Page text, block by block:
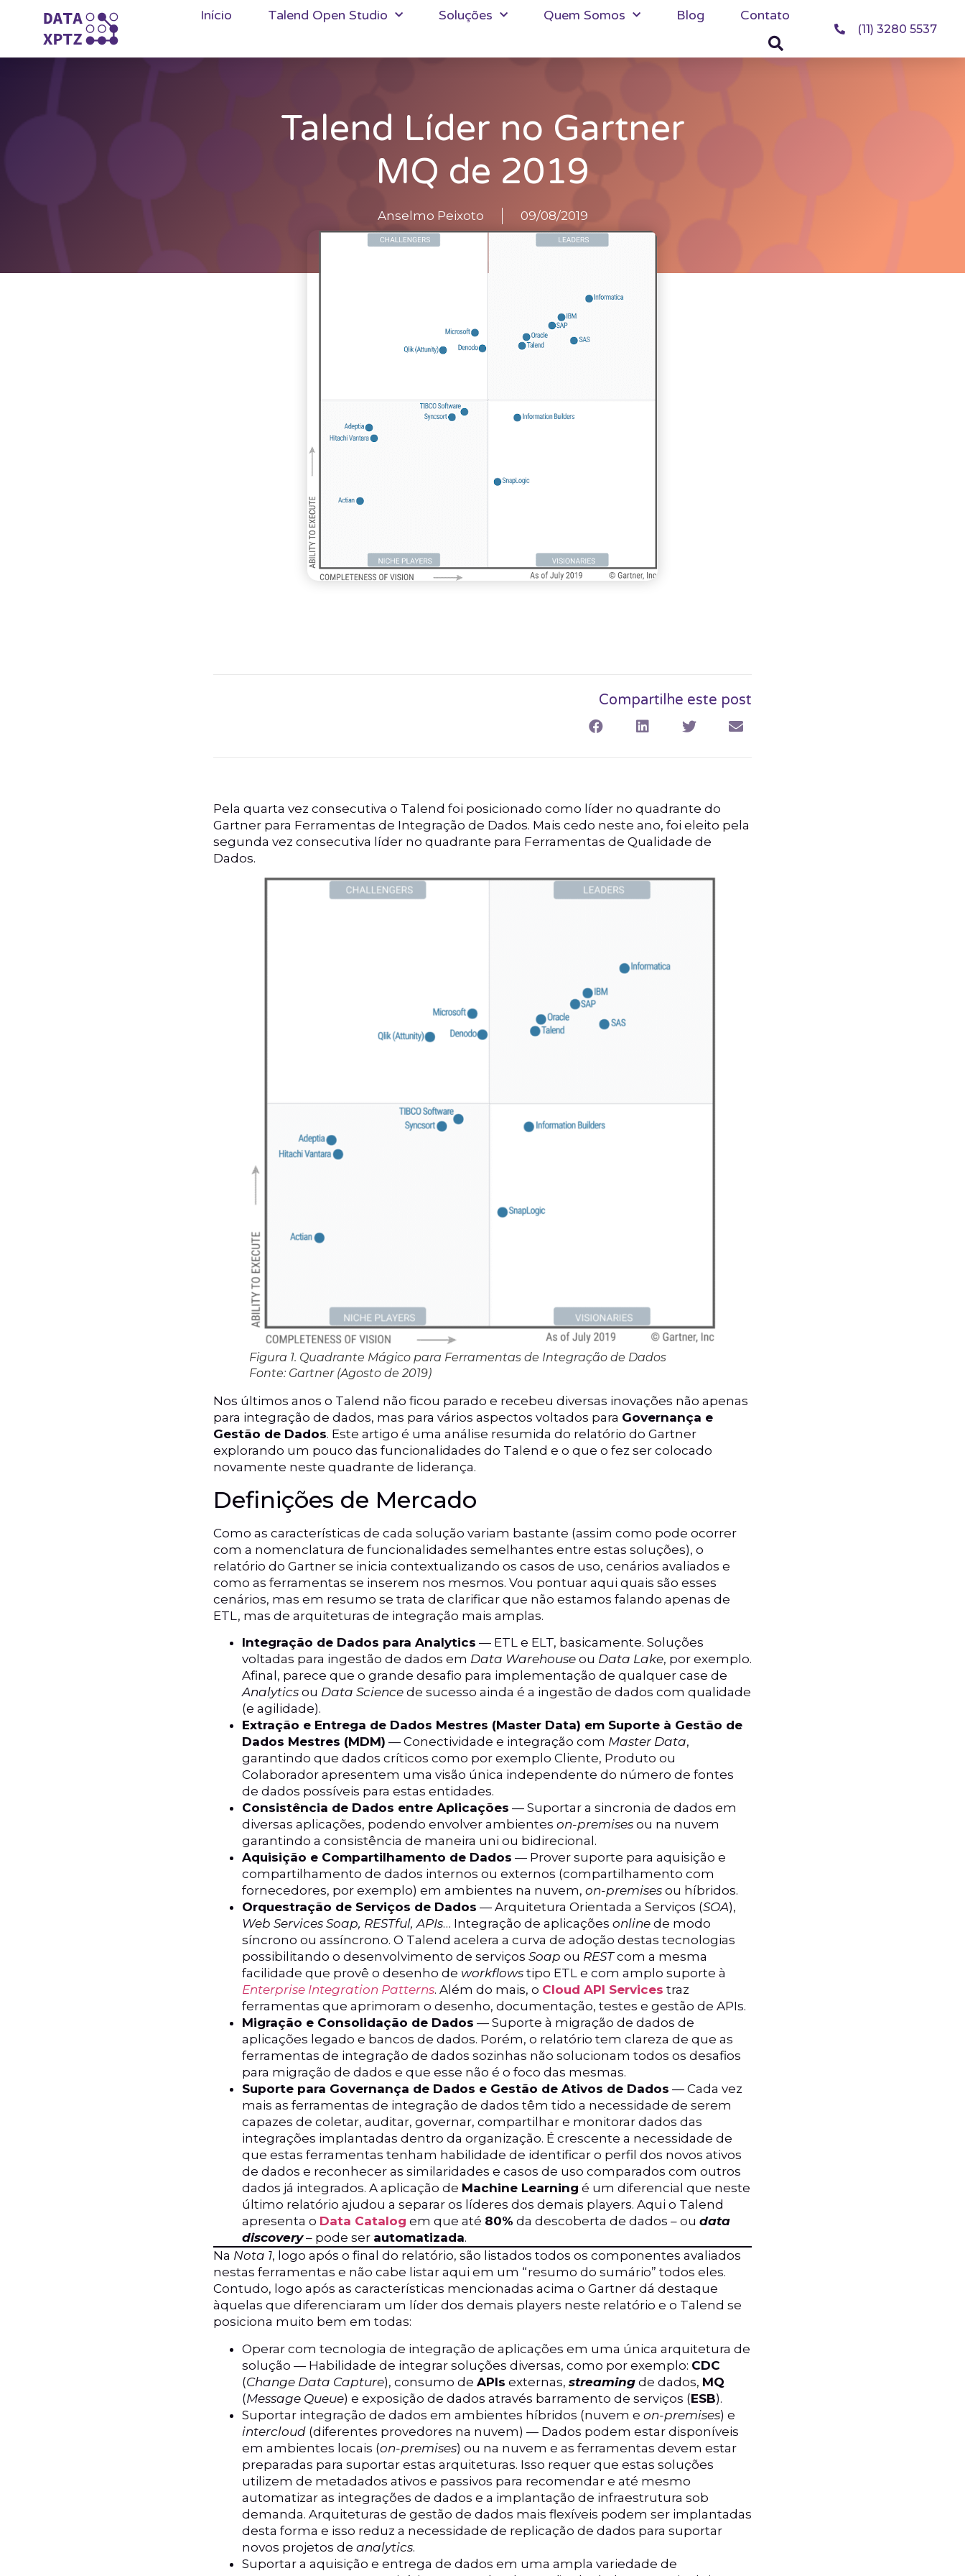
Início Talend Open Studio Soluções Quem Somos Blog Contato
(11) 3280 5537
Talend Líder no Gartner
MQ de 2019
Anselmo Peixoto 09/08/2019
Compartilhe este post
Pela quarta vez consecutiva o Talend foi posicionado como líder no quadrante do
Gartner para Ferramentas de Integração de Dados. Mais cedo neste ano, foi eleito pela
segunda vez consecutiva líder no quadrante para Ferramentas de Qualidade de
Dados.
Figura 1. Quadrante Mágico para Ferramentas de Integração de Dados
Fonte: Gartner (Agosto de 2019)
Nos últimos anos o Talend não ficou parado e recebeu diversas inovações não apenas
para integração de dados, mas para vários aspectos voltados para Governança e
Gestão de Dados. Este artigo é uma análise resumida do relatório do Gartner
explorando um pouco das funcionalidades do Talend e o que o fez ser colocado
novamente neste quadrante de liderança.
Definições de Mercado
Como as características de cada solução variam bastante (assim como pode ocorrer
com a nomenclatura de funcionalidades semelhantes entre estas soluções), o
relatório do Gartner se inicia contextualizando os casos de uso, cenários avaliados e
como as ferramentas se inserem nos mesmos. Vou pontuar aqui quais são esses
cenários, mas em resumo se trata de clarificar que não estamos falando apenas de
ETL, mas de arquiteturas de integração mais amplas.
Integração de Dados para Analytics — ETL e ELT, basicamente. Soluções
voltadas para ingestão de dados em Data Warehouse ou Data Lake, por exemplo.
Afinal, parece que o grande desafio para implementação de qualquer case de
Analytics ou Data Science de sucesso ainda é a ingestão de dados com qualidade
(e agilidade).
Extração e Entrega de Dados Mestres (Master Data) em Suporte à Gestão de
Dados Mestres (MDM) — Conectividade e integração com Master Data,
garantindo que dados críticos como por exemplo Cliente, Produto ou
Colaborador apresentem uma visão única independente do número de fontes
de dados possíveis para estas entidades.
Consistência de Dados entre Aplicações — Suportar a sincronia de dados em
diversas aplicações, podendo envolver ambientes on-premises ou na nuvem
garantindo a consistência de maneira uni ou bidirecional.
Aquisição e Compartilhamento de Dados — Prover suporte para aquisição e
compartilhamento de dados internos ou externos (compartilhamento com
fornecedores, por exemplo) em ambientes na nuvem, on-premises ou híbridos.
Orquestração de Serviços de Dados — Arquitetura Orientada a Serviços (SOA),
Web Services Soap, RESTful, APIs… Integração de aplicações online de modo
síncrono ou assíncrono. O Talend acelera a curva de adoção destas tecnologias
possibilitando o desenvolvimento de serviços Soap ou RESTcom a mesma
facilidade que provê o desenho de workflows tipo ETL e com amplo suporte à
Enterprise Integration Patterns. Além do mais, o Cloud API Services traz
ferramentas que aprimoram o desenho, documentação, testes e gestão de APIs.
Migração e Consolidação de Dados — Suporte à migração de dados de
aplicações legado e bancos de dados. Porém, o relatório tem clareza de que as
ferramentas de integração de dados sozinhas não solucionam todos os desafios
para migração de dados e que esse não é o foco das mesmas.
Suporte para Governança de Dados e Gestão de Ativos de Dados — Cada vez
mais as ferramentas de integração de dados têm tido a necessidade de serem
capazes de coletar, auditar, governar, compartilhar e monitorar dados das
integrações implantadas dentro da organização. É crescente a necessidade de
que estas ferramentas tenham habilidade de identificar o perfil dos novos ativos
de dados e reconhecer as similaridades e casos de uso comparados com outros
dados já integrados. A aplicação de Machine Learning é um diferencial que neste
último relatório ajudou a separar os líderes dos demais players. Aqui o Talend
apresenta o Data Catalog em que até 80% da descoberta de dados – ou data
discovery– pode ser automatizada.
Na Nota 1, logo após o final do relatório, são listados todos os componentes avaliados
nestas ferramentas e não cabe listar aqui em um “resumo do sumário” todos eles.
Contudo, logo após as características mencionadas acima o Gartner dá destaque
àquelas que diferenciaram um líder dos demais players neste relatório e o Talend se
posiciona muito bem em todas:
Operar com tecnologia de integração de aplicações em uma única arquitetura de
solução — Habilidade de integrar soluções diversas, como por exemplo: CDC
(Change Data Capture), consumo de APIs externas, streaming de dados, MQ
(Message Queue) e exposição de dados através barramento de serviços (ESB).
Suportar integração de dados em ambientes híbridos (nuvem e on-premises) e
intercloud (diferentes provedores na nuvem) — Dados podem estar disponíveis
em ambientes locais (on-premises) ou na nuvem e as ferramentas devem estar
preparadas para suportar estas arquiteturas. Isso requer que estas soluções
utilizem de metadados ativos e passivos para recomendar e até mesmo
automatizar as integrações de dados e a implantação de infraestrutura sob
demanda. Arquiteturas de gestão de dados mais flexíveis podem ser implantadas
desta forma e isso reduz a necessidade de replicação de dados para suportar
novos projetos de analytics.
Suportar a aquisição e entrega de dados em uma ampla variedade de